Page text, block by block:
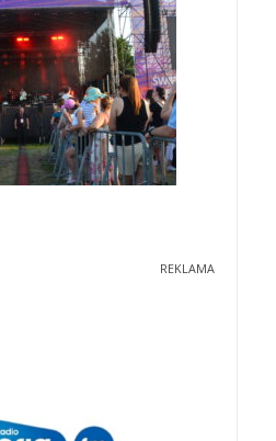
REKLAMA